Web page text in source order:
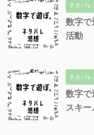
ネタバ
数字で
活動
ネタバ
数字で
スキー